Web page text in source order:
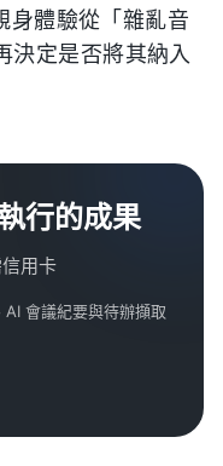
身體驗從「雜亂音
決定是否將其納入
行的成果
用卡
會議紀要與待辦擷取